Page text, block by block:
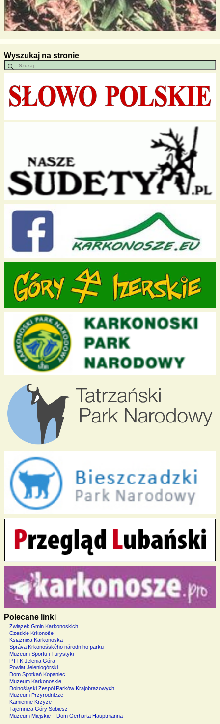
Wyszukaj na stronie
Polecane linki
Związek Gmin Karkonoskich
Czeskie Krkonoše
Książnica Karkonoska
Správa Krkonošského národního parku
Muzeum Sportu i Turystyki
PTTK Jelenia Góra
Powiat Jeleniogórski
Dom Spotkań Kopaniec
Muzeum Karkonoskie
Dolnośląski Zespół Parków Krajobrazowych
Muzeum Przyrodnicze
Kamienne Krzyże
Tajemnica Góry Sobiesz
Muzeum Miejskie – Dom Gerharta Hauptmanna